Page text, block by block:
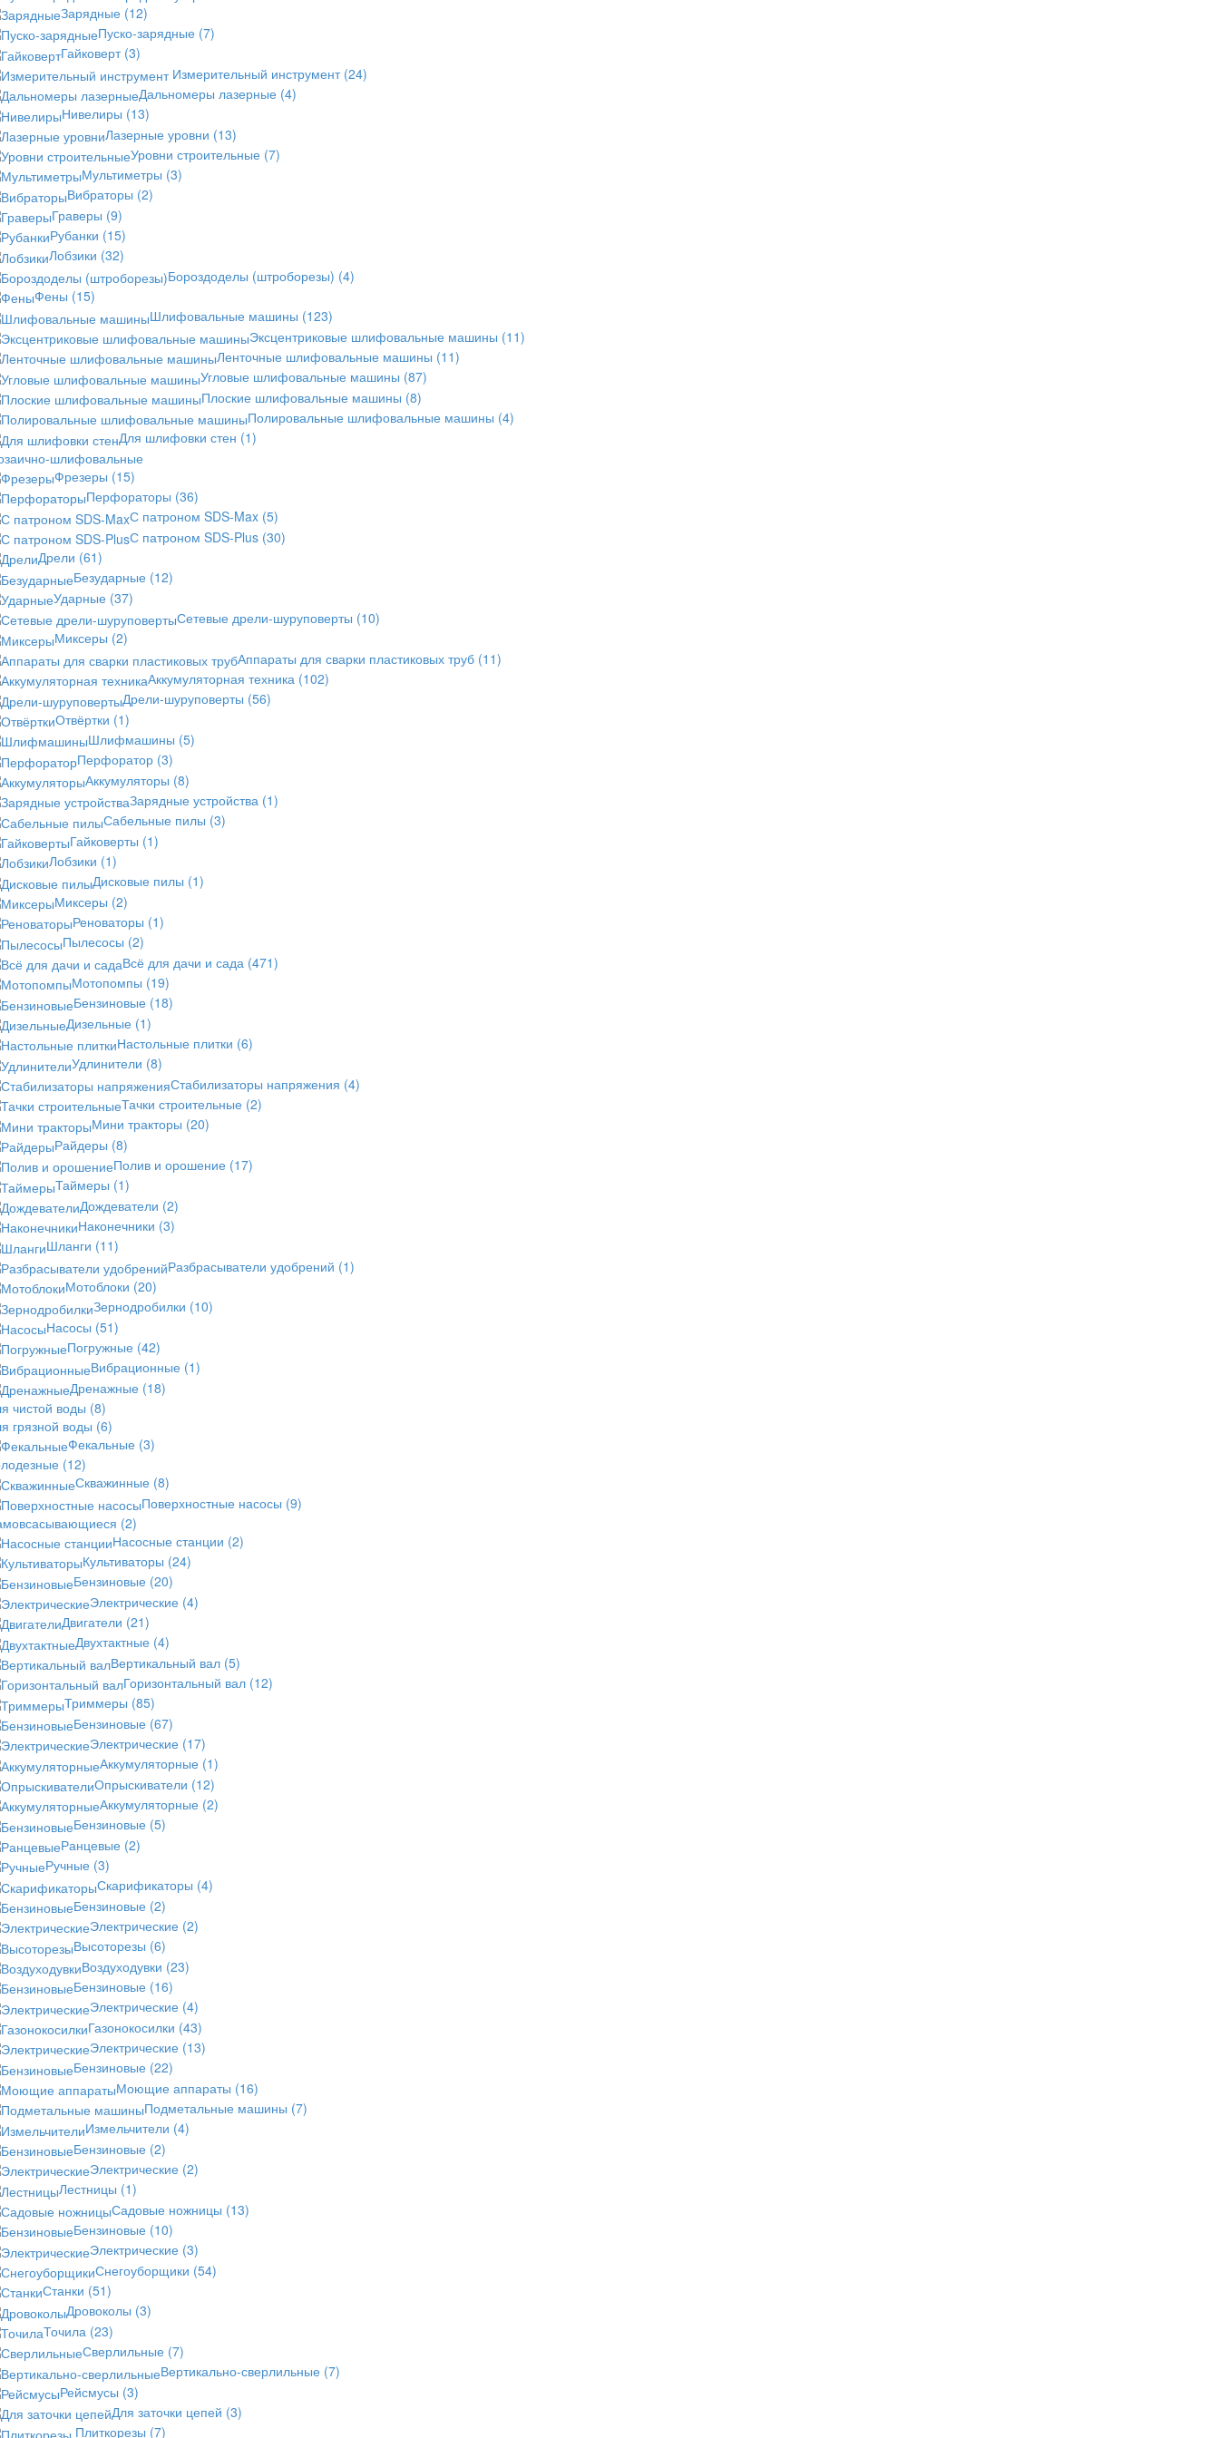
Зарядные (12)
Пуско-зарядные (7)
Гайковерт (3)
Измерительный инструмент (24)
Дальномеры лазерные (4)
Нивелиры (13)
Лазерные уровни (13)
Уровни строительные (7)
Мультиметры (3)
Вибраторы (2)
Граверы (9)
Рубанки (15)
Лобзики (32)
Бороздоделы (штроборезы) (4)
Фены (15)
Шлифовальные машины (123)
Эксцентриковые шлифовальные машины (11)
Ленточные шлифовальные машины (11)
Угловые шлифовальные машины (87)
Плоские шлифовальные машины (8)
Полировальные шлифовальные машины (4)
Для шлифовки стен (1)
шлифовальные
Фрезеры (15)
Перфораторы (36)
С патроном SDS-Max (5)
С патроном SDS-Plus (30)
Дрели (61)
Безударные (12)
Ударные (37)
Сетевые дрели-шуруповерты (10)
Миксеры (2)
Аппараты для сварки пластиковых труб (11)
Аккумуляторная техника (102)
Дрели-шуруповерты (56)
Отвёртки (1)
Шлифмашины (5)
Перфоратор (3)
Аккумуляторы (8)
Зарядные устройства (1)
Сабельные пилы (3)
Гайковерты (1)
Лобзики (1)
Дисковые пилы (1)
Миксеры (2)
Реноваторы (1)
Пылесосы (2)
Всё для дачи и сада (471)
Мотопомпы (19)
Бензиновые (18)
Дизельные (1)
Настольные плитки (6)
Удлинители (8)
Стабилизаторы напряжения (4)
Тачки строительные (2)
Мини тракторы (20)
Райдеры (8)
Полив и орошение (17)
Таймеры (1)
Дождеватели (2)
Наконечники (3)
Шланги (11)
Разбрасыватели удобрений (1)
Мотоблоки (20)
Зернодробилки (10)
Насосы (51)
Погружные (42)
Вибрационные (1)
Дренажные (18)
чистой воды (8)
грязной воды (6)
Фекальные (3)
(12)
Скважинные (8)
Поверхностные насосы (9)
(2)
Насосные станции (2)
Культиваторы (24)
Бензиновые (20)
Электрические (4)
Двигатели (21)
Двухтактные (4)
Вертикальный вал (5)
Горизонтальный вал (12)
Триммеры (85)
Бензиновые (67)
Электрические (17)
Аккумуляторные (1)
Опрыскиватели (12)
Аккумуляторные (2)
Бензиновые (5)
Ранцевые (2)
Ручные (3)
Скарификаторы (4)
Бензиновые (2)
Электрические (2)
Высоторезы (6)
Воздуходувки (23)
Бензиновые (16)
Электрические (4)
Газонокосилки (43)
Электрические (13)
Бензиновые (22)
Моющие аппараты (16)
Подметальные машины (7)
Измельчители (4)
Бензиновые (2)
Электрические (2)
Лестницы (1)
Садовые ножницы (13)
Бензиновые (10)
Электрические (3)
Снегоуборщики (54)
Станки (51)
Дровоколы (3)
Точила (23)
Сверлильные (7)
Вертикально-сверлильные (7)
Рейсмусы (3)
Для заточки цепей (3)
Плиткорезы (7)